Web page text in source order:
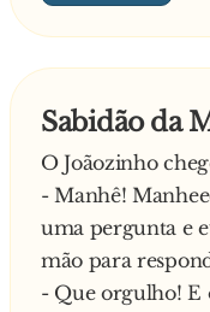
Sabidão da
O Joãozinho
- Manhê!
uma pergunta e
mão para
- Que orgulho! E